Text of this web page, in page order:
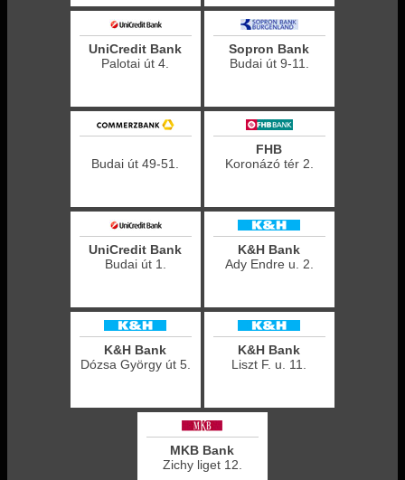
UniCredit Bank
Palotai út 4.
Sopron Bank
Budai út 9-11.
Budai út 49-51.
FHB
Koronázó tér 2.
UniCredit Bank
Budai út 1.
K&H Bank
Ady Endre u. 2.
K&H Bank
Dózsa György út 5.
K&H Bank
Liszt F. u. 11.
MKB Bank
Zichy liget 12.